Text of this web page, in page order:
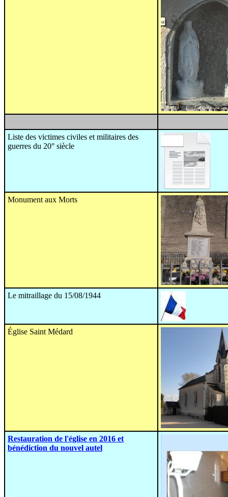
Liste des victimes civiles et militaires des
guerres du 20° siècle
Monument aux Morts
Le mitraillage du 15/08/1944
Église Saint Médard
Restauration de l'église en 2016 et
bénédiction du nouvel autel